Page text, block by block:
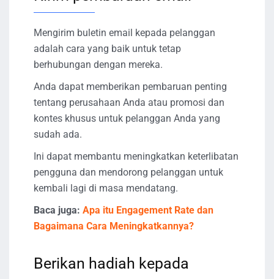
Mengirim buletin email kepada pelanggan
adalah cara yang baik untuk tetap
berhubungan dengan mereka.
Anda dapat memberikan pembaruan penting
tentang perusahaan Anda atau promosi dan
kontes khusus untuk pelanggan Anda yang
sudah ada.
Ini dapat membantu meningkatkan keterlibatan
pengguna dan mendorong pelanggan untuk
kembali lagi di masa mendatang.
Baca juga: Apa itu Engagement Rate dan
Bagaimana Cara Meningkatkannya?
Berikan hadiah kepada